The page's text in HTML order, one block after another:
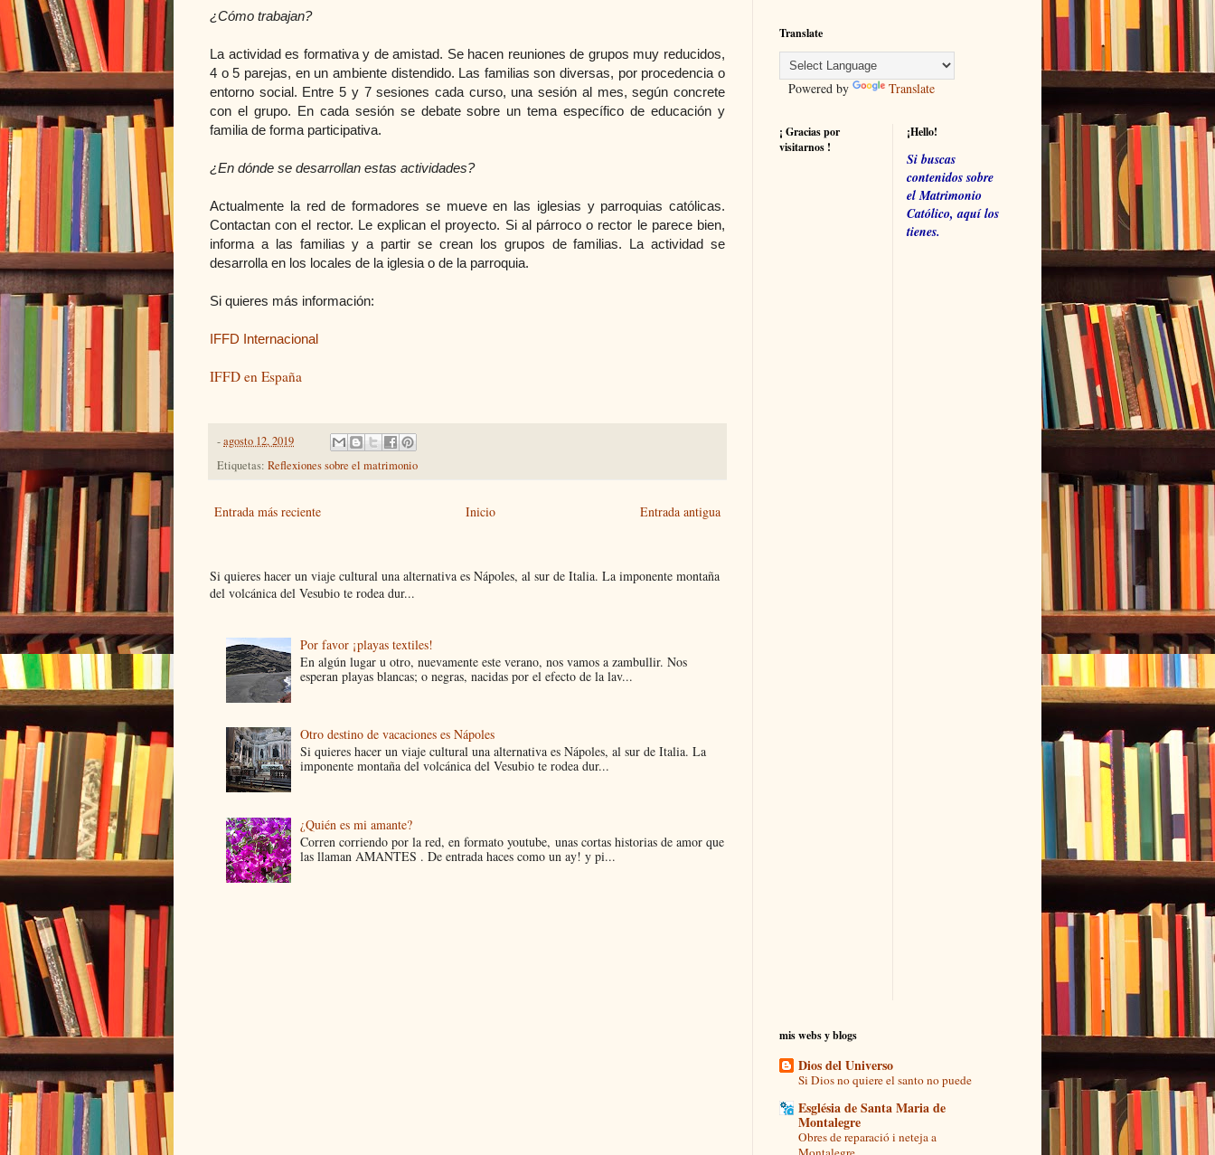
¿Cómo trabajan?
La actividad es formativa y de amistad. Se hacen reuniones de grupos muy reducidos,
4 o 5 parejas, en un ambiente distendido. Las familias son diversas, por procedencia o
entorno social. Entre 5 y 7 sesiones cada curso, una sesión al mes, según concrete
con el grupo. En cada sesión se debate sobre un tema específico de educación y
familia de forma participativa.
¿En dónde se desarrollan estas actividades?
Actualmente la red de formadores se mueve en las iglesias y parroquias católicas.
Contactan con el rector. Le explican el proyecto. Si al párroco o rector le parece bien,
informa a las familias y a partir se crean los grupos de familias. La actividad se
desarrolla en los locales de la iglesia o de la parroquia.
Si quieres más información:
IFFD Internacional
IFFD en España
-agosto 12, 2019
Etiquetas: Reflexiones sobre el matrimonio
Entrada más reciente Entrada antigua
Inicio
Si quieres hacer un viaje cultural una alternativa es Nápoles, al sur de Italia. La imponente montaña
del volcánica del Vesubio te rodea dur...
Por favor ¡playas textiles!
En algún lugar u otro, nuevamente este verano, nos vamos a zambullir. Nos
esperan playas blancas; o negras, nacidas por el efecto de la lav...
Otro destino de vacaciones es Nápoles
Si quieres hacer un viaje cultural una alternativa es Nápoles, al sur de Italia. La
imponente montaña del volcánica del Vesubio te rodea dur...
¿Quién es mi amante?
Corren corriendo por la red, en formato youtube, unas cortas historias de amor que
las llaman AMANTES . De entrada haces como un ay! y pi...
Translate
Powered by Translate
¡ Gracias por
visitarnos !
¡Hello!
Si buscas
contenidos sobre
el Matrimonio
Católico, aquí los
tienes.
mis webs y blogs
Dios del Universo
Si Dios no quiere el santo no puede
Església de Santa Maria de
Montalegre
Obres de reparació i neteja a